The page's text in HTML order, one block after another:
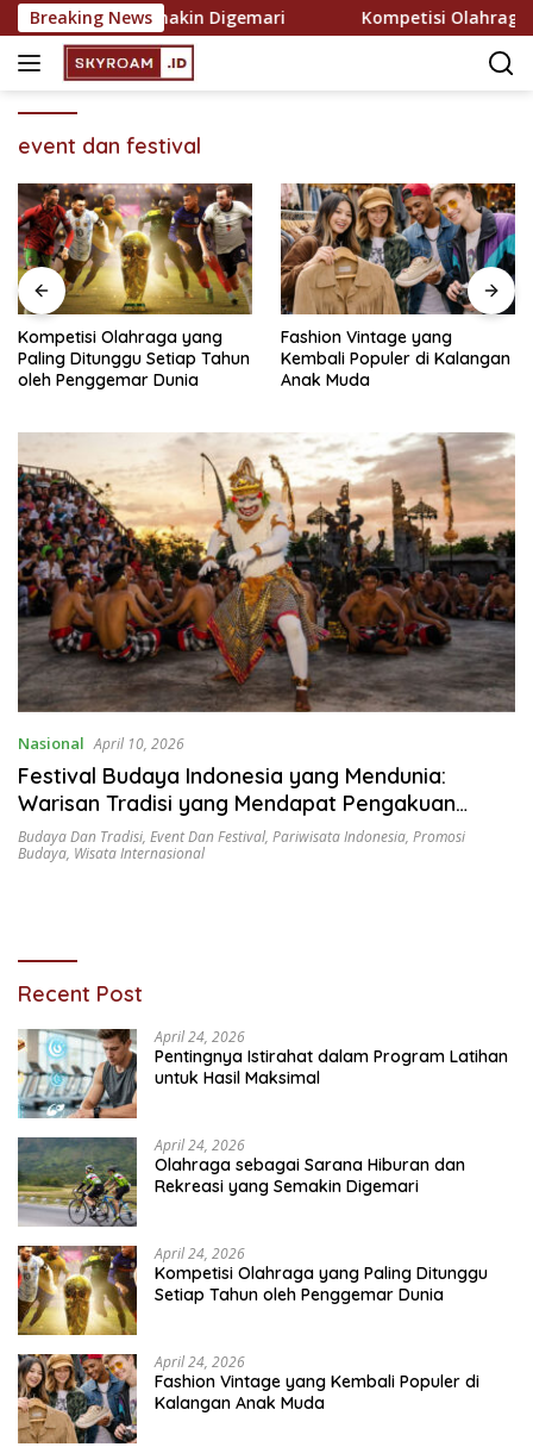
Skip
to
content
Breaking News
yang Semakin Digemari Kompetisi Olahraga
event dan festival
Kompetisi Olahraga yang
Paling Ditunggu Setiap Tahun
oleh Penggemar Dunia
Fashion Vintage yang
Kembali Populer di Kalangan
Anak Muda
Nasional April 10, 2026
Festival Budaya Indonesia yang Mendunia:
Warisan Tradisi yang Mendapat Pengakuan
Global
Budaya Dan Tradisi, Event Dan Festival, Pariwisata Indonesia, Promosi
Budaya, Wisata Internasional
Recent Post
April 24, 2026
Pentingnya Istirahat dalam Program Latihan
untuk Hasil Maksimal
April 24, 2026
Olahraga sebagai Sarana Hiburan dan
Rekreasi yang Semakin Digemari
April 24, 2026
Kompetisi Olahraga yang Paling Ditunggu
Setiap Tahun oleh Penggemar Dunia
April 24, 2026
Fashion Vintage yang Kembali Populer di
Kalangan Anak Muda